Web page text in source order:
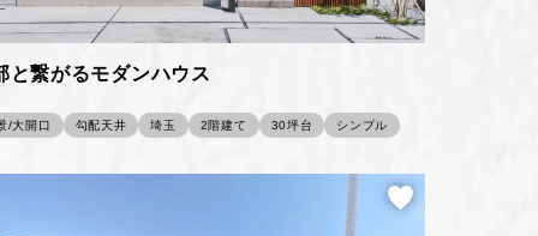
と繋がるモダンハウス
/大開口 勾配天井 埼玉 2階建て 30坪台 シンプル